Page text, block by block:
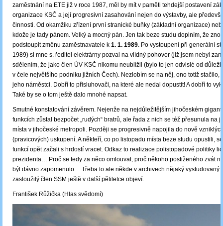
zaměstnání na ETE již v roce 1987, měl by mít v paměti tehdejší postavení
organizace KSČ a její progresivní zasahování nejen do výstavby, ale
činnosti. Od okamžiku zřízení první stranické buňky (základní organizace)
kdože je tady pánem. Velký a mocný pán. Jen tak beze studu doplním, že
podstoupit změnu zaměstnavatele k 1. 1. 1989. Po vystoupení při generální
1989) si mne s. ředitel elektrárny pozval na vlídný pohovor (již jsem nebyl
sdělením, že jako člen ÚV KSČ nikomu neublížil (bylo to jen odvislé od
v čele největšího podniku jižních Čech). Nezlobím se na něj, ono totiž stačilo,
jeho náměstci. Dobří to přisluhovači, na které ale nedal dopustit! A dobří to
Také by se o tom ještě dalo mnohé napsat.
Smutné konstatování závěrem. Nejenže na nejdůležitějším jihočeském
funkcích zůstal bezpočet „rudých“ bratrů, ale řada z nich se též přesunula na
místa v jihočeské metropoli. Později se progresivně napojila do nově
(pravicových) uskupení. A někteří, co po listopadu místa beze studu opustili,
funkcí opět začali s hrdostí vracet. Odkaz to realizace polistopadové politiky
prezidenta… Proč se tedy za něco omlouvat, proč někoho postiženého zvát
být dávno zapomenuto… Třeba to ale někde v archivech nějaký vystudovaný
zasloužilý člen SSM ještě v další pětiletce objeví.
František Růžička (Hlas svědomí)